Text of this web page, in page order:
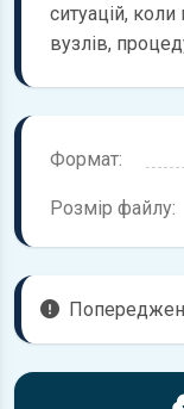
ситуацій, коли
вузлів,
Формат:
Розмір файлу:
Перед
Skoda Fabia, що